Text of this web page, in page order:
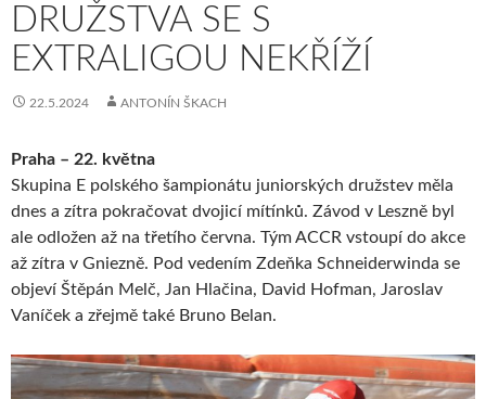
DRUŽSTVA SE S
EXTRALIGOU NEKŘÍŽÍ
22.5.2024 ANTONÍN ŠKACH
Praha – 22. května
Skupina E polského šampionátu juniorských družstev měla
dnes a zítra pokračovat dvojicí mítínků. Závod v Leszně byl
ale odložen až na třetího června. Tým ACCR vstoupí do akce
až zítra v Gniezně. Pod vedením Zdeňka Schneiderwinda se
objeví Štěpán Melč, Jan Hlačina, David Hofman, Jaroslav
Vaníček a zřejmě také Bruno Belan.